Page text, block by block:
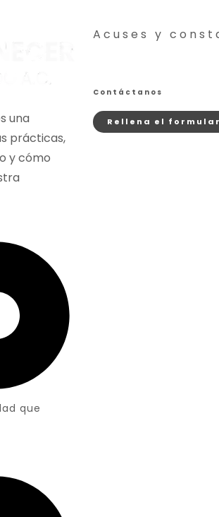
una
prácticas,
y cómo
que
Acuses y
Contáctanos
Rellena el